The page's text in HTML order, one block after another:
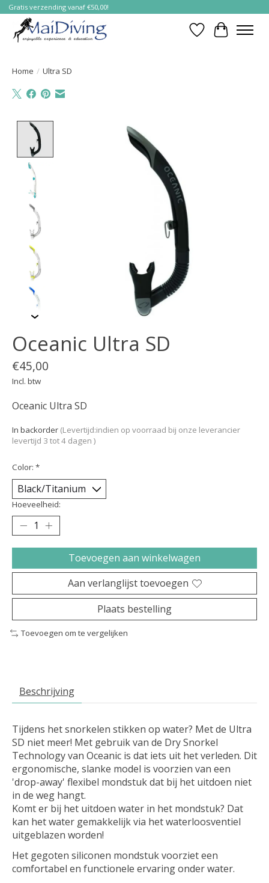
Gratis verzending vanaf €50,00!
Verlanglijst
Home / Ultra SD
Product image slideshow Items
Oceanic Ultra SD
€45,00
Incl. btw
Oceanic Ultra SD
In backorder (Levertijd:indien op voorraad bij onze leverancier
levertijd 3 tot 4 dagen )
Color: *
Hoeveelheid:
Toevoegen aan winkelwagen
Aan verlanglijst toevoegen
Plaats bestelling
Toevoegen om te vergelijken
Beschrijving
Tijdens het snorkelen stikken op water? Met de Ultra
SD niet meer! Met gebruik van de Dry Snorkel
Technology van Oceanic is dat iets uit het verleden. Dit
ergonomische, slanke model is voorzien van een
'drop-away' flexibel mondstuk dat bij het uitdoen niet
in de weg hangt.
Komt er bij het uitdoen water in het mondstuk? Dat
kan het water gemakkelijk via het waterloosventiel
uitgeblazen worden!
Het gegoten siliconen mondstuk voorziet een
comfortabel en functionele ervaring onder water.